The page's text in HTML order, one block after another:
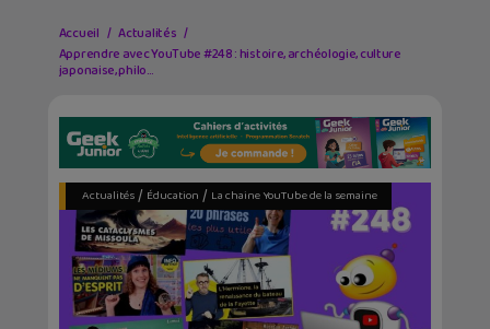
Accueil
Actualités
Apprendre avec YouTube #248 : histoire, archéologie, culture
japonaise, philo…
Actualités/ Éducation / La chaine YouTube de la semaine